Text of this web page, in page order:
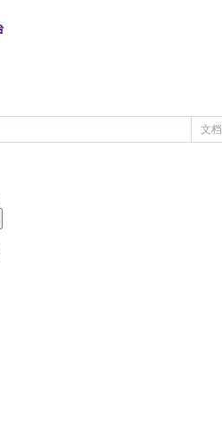
文档